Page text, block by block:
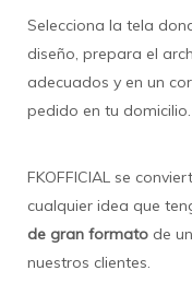
Selecciona la tela
diseño, prepara el
adecuados y en un
pedido en tu domicilio.
FKOFFICIAL se
cualquier idea que
de gran formato de
nuestros clientes.